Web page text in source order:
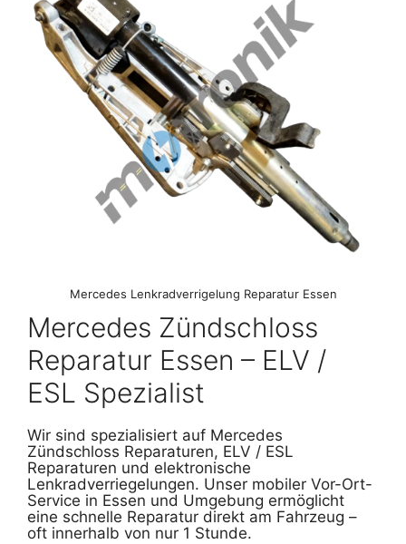
Mercedes Lenkradverrigelung Reparatur Essen
Mercedes Zündschloss
Reparatur Essen – ELV /
ESL Spezialist
Wir sind spezialisiert auf Mercedes
Zündschloss Reparaturen, ELV / ESL
Reparaturen und elektronische
Lenkradverriegelungen. Unser mobiler Vor-Ort-
Service in Essen und Umgebung ermöglicht
eine schnelle Reparatur direkt am Fahrzeug –
oft innerhalb von nur 1 Stunde.